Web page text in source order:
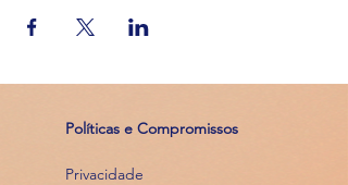
Políticas e Compromissos
Privacidade